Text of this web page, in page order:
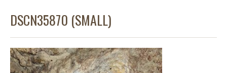
DSCN35870 (SMALL)